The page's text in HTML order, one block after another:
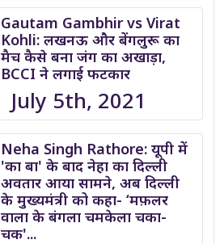
Gautam Gambhir vs Virat
Kohli: लखनऊ और बेंगलुरू का
मैच कैसे बना जंग का अखाड़ा,
BCCI ने लगाई फटकार
July 5th, 2021
Neha Singh Rathore: यूपी में
'का बा' के बाद नेहा का दिल्ली
अवतार आया सामने, अब दिल्ली
के मुख्यमंत्री को कहा- ‘मफ़लर
वाला के बंगला चमकेला चका-
चक'...